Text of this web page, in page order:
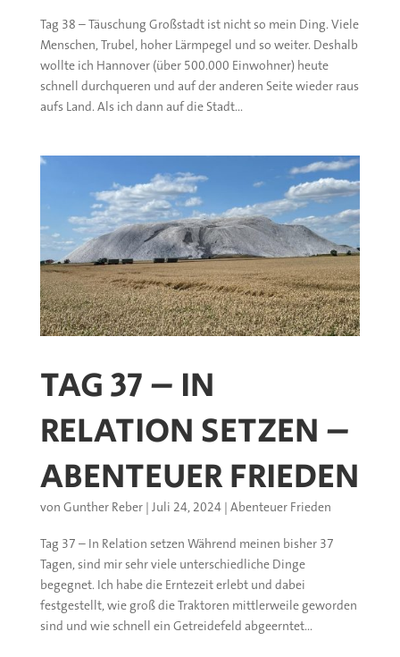
Tag 38 – Täuschung Großstadt ist nicht so mein Ding. Viele
Menschen, Trubel, hoher Lärmpegel und so weiter. Deshalb
wollte ich Hannover (über 500.000 Einwohner) heute
schnell durchqueren und auf der anderen Seite wieder raus
aufs Land. Als ich dann auf die Stadt...
TAG 37 – IN
RELATION SETZEN –
ABENTEUER FRIEDEN
von Gunther Reber| Juli 24, 2024| Abenteuer Frieden
Tag 37 – In Relation setzen Während meinen bisher 37
Tagen, sind mir sehr viele unterschiedliche Dinge
begegnet. Ich habe die Erntezeit erlebt und dabei
festgestellt, wie groß die Traktoren mittlerweile geworden
sind und wie schnell ein Getreidefeld abgeerntet...